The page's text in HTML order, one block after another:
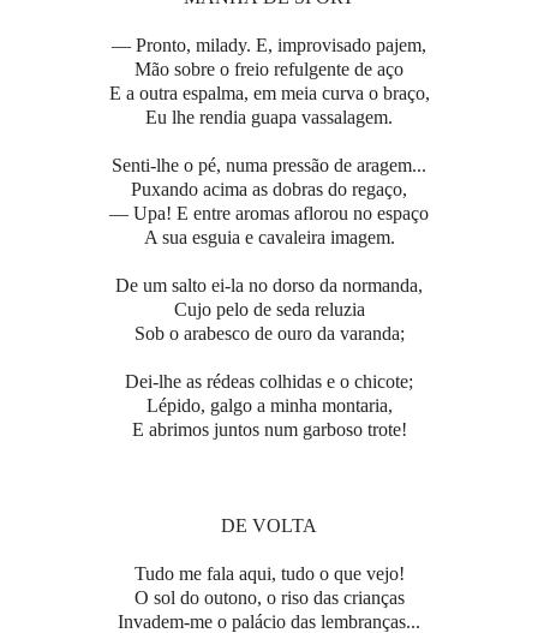
— Pronto, milady. E, improvisado pajem,
Mão sobre o freio refulgente de aço
E a outra espalma, em meia curva o braço,
Eu lhe rendia guapa vassalagem.
Senti-lhe o pé, numa pressão de aragem...
Puxando acima as dobras do regaço,
— Upa! E entre aromas aflorou no espaço
A sua esguia e cavaleira imagem.
De um salto ei-la no dorso da normanda,
Cujo pelo de seda reluzia
Sob o arabesco de ouro da varanda;
Dei-lhe as rédeas colhidas e o chicote;
Lépido, galgo a minha montaria,
E abrimos juntos num garboso trote!
DE VOLTA
Tudo me fala aqui, tudo o que vejo!
O sol do outono, o riso das crianças
Invadem-me o palácio das lembranças...